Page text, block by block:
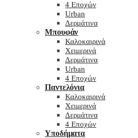
4 Εποχών
Urban
Δερμάτινα
Μπουφάν
Καλοκαιρινά
Χειμερινά
Δερμάτινα
Urban
4 Εποχών
Παντελόνια
Καλοκαιρινά
Χειμερινά
Δερμάτινα
4 Εποχών
Υποδήματα